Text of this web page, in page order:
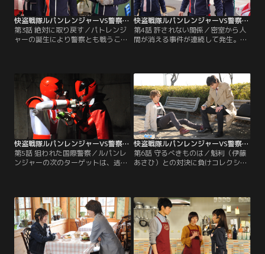
快盗戦隊ルパンレンジャーVS警察戦隊パトレンジャー 第03話
第3話 絶対に取り戻す／パトレンジ
ャーの誕生により警察とも戦うこと
滉星）たちがやって来る。もしやル
パンレンジャーの正体がバレた！？
そんな中、街にギャングラー怪人ナ
メーロ・バッチョが出現し、高層ビ
ルを巨大なドグラニオ像に造り替え
ていく。
快盗戦隊ルパンレンジャーVS警察戦隊パトレンジャー 第04話
第4話 許されない関係／密室から人
間が消える事件が連続して発生。ギ
でなだめる。2人は訓練生時代から
の腐れ縁なのだ。パトレンジャーは
捜査のため被害者宅を訪れるが、手
掛かりはつかめない。そんな中、つ
かさは被害者宅にあったぬいぐるみ
と同じものを…。
快盗戦隊ルパンレンジャーVS警察戦隊パトレンジャー 第05話
第5話 狙われた国際警察／ルパンレ
ンジャーの次のターゲットは、逃げ
ひ）らは、ブンドルトが国際特別警
察のヒルトップ管理官（アイクぬわ
ら）らが乗ったパトカーを襲撃し、
ケースを持ち逃げしようとするとこ
ろを目撃。ルパンレンジャーはブン
ドルトに応戦し…。
快盗戦隊ルパンレンジャーVS警察戦隊パトレンジャー 第06話
第6話 守るべきものは／魁利（伊藤
あさひ）との対決に負けコレクショ
ブンドルト・ペギーを発見。しか
し、圭一郎はブンドルトを早急に倒
すことより、戦いを引き延ばしてル
パンレンジャーをおびき出すことを
優先し、つかさ（奥山かずさ）に引
っぱたかれる。